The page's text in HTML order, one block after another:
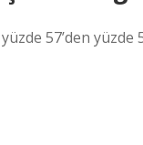
57’den yüzde